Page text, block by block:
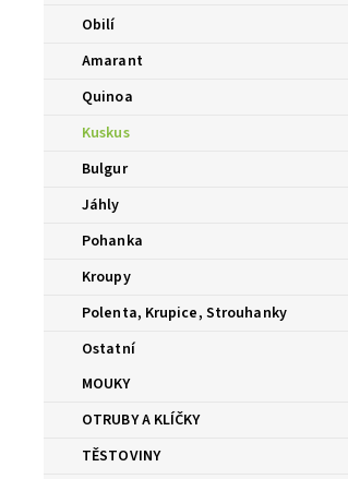
Obilí
Amarant
Quinoa
Kuskus
Bulgur
Jáhly
Pohanka
Kroupy
Polenta, Krupice, Strouhanky
Ostatní
MOUKY
OTRUBY A KLÍČKY
TĚSTOVINY